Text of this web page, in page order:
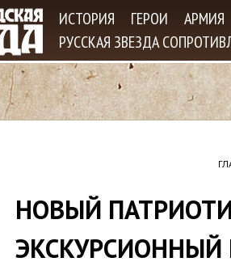
ИСТОРИЯ ГЕРОИ
АРМИЯ
РУССКАЯ ЗВЕЗДА
НОВЫЙ
ЭКСКУРСИОННЫЙ